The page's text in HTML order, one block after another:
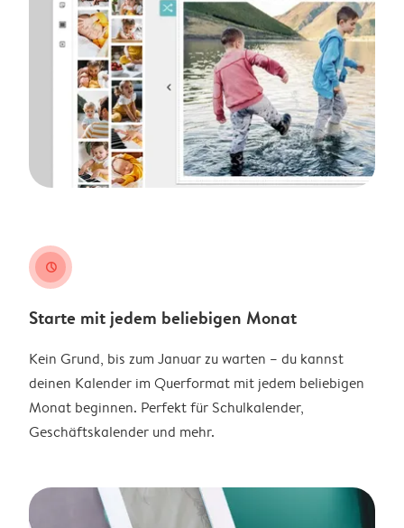
clock
Starte mit jedem beliebigen Monat
Kein Grund, bis zum Januar zu warten – du kannst
deinen Kalender im Querformat mit jedem beliebigen
Monat beginnen. Perfekt für Schulkalender,
Geschäftskalender und mehr.